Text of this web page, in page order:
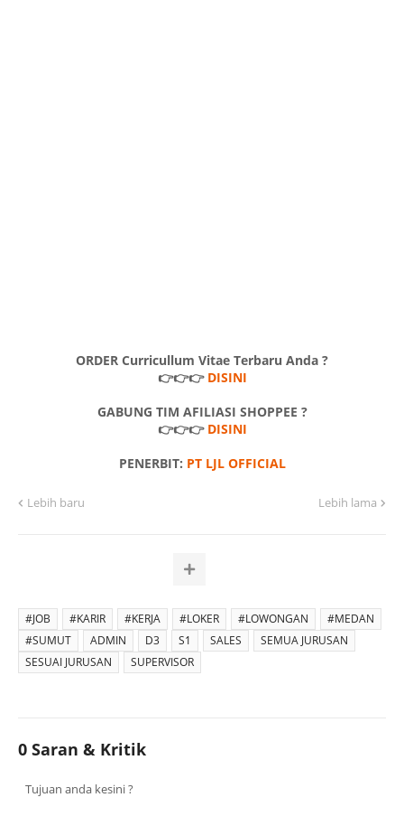
ORDER Curricullum Vitae Terbaru Anda ?
👉👉👉 DISINI
GABUNG TIM AFILIASI SHOPPEE ?
👉👉👉 DISINI
PENERBIT: PT LJL OFFICIAL
Lebih baru Lebih lama
#JOB #KARIR #KERJA #LOKER #LOWONGAN
#MEDAN
#SUMUT
ADMIN D3 S1 SALES
SEMUA JURUSAN
SESUAI JURUSAN
SUPERVISOR
0 Saran & Kritik
Tujuan anda kesini ?